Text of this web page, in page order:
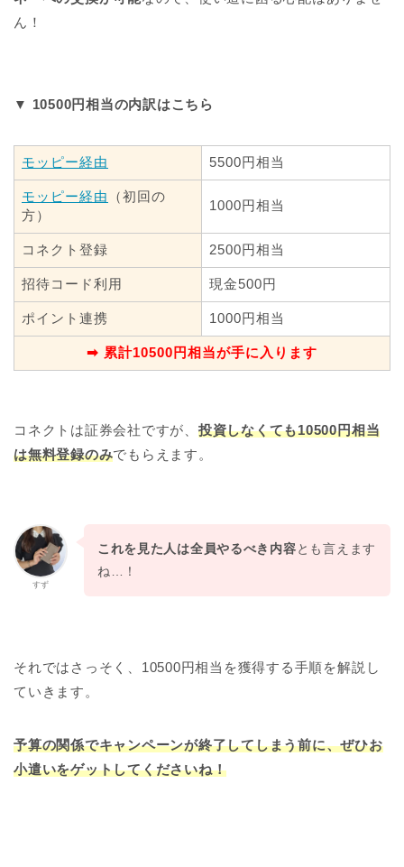
ん！
▼ 10500円相当の内訳はこちら
モッピー経由 5500円相当
モッピー経由
（初回の
方）
1000円相当
コネクト登録 2500円相当
招待コード利用 現金500円
ポイント連携 1000円相当
➡ 累計10500円相当が手に入ります
コネクトは証券会社ですが、 投資しなくても10500円相当
は無料登録のみでもらえます。
すず
これを見た人は全員やるべき内容とも言えます
ね…！
それではさっそく、10500円相当を獲得する手順を解説し
ていきます。
予算の関係でキャンペーンが終了してしまう前に、ぜひお
小遣いをゲットしてくださいね！